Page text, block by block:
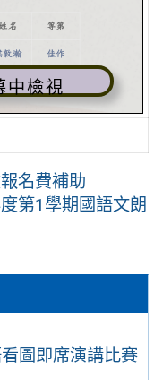
圖即席演講比賽
中檢視
名費補助
第1學期國語文朗